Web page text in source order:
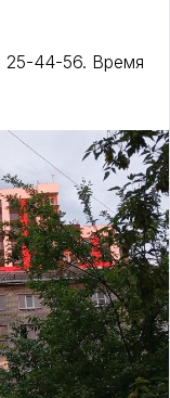
25-44-56. Время